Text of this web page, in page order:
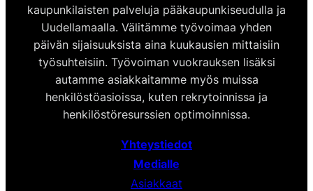
kaupunkilaisten palveluja pääkaupunkiseudulla ja
Uudellamaalla. Välitämme työvoimaa yhden
päivän sijaisuuksista aina kuukausien mittaisiin
työsuhteisiin. Työvoiman vuokrauksen lisäksi
autamme asiakkaitamme myös muissa
henkilöstöasioissa, kuten rekrytoinnissa ja
henkilöstöresurssien optimoinnissa.
Yhteystiedot
Medialle
Asiakkaat